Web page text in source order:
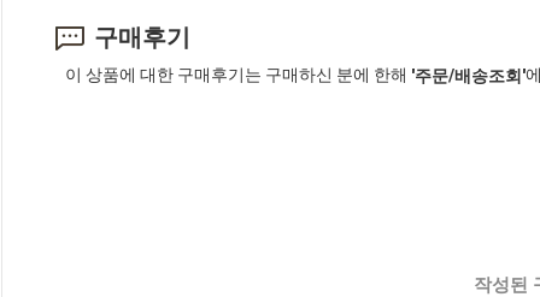
구매후기
이 상품에 대한 구매후기는 구매하신 분에 한해 '주문/배송조회'
작성된